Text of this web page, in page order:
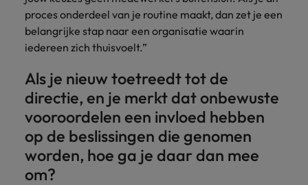
proces onderdeel van je routine maakt, dan zet je een
belangrijke stap naar een organisatie waarin
iedereen zich thuisvoelt.”
Als je nieuw toetreedt tot de
directie, en je merkt dat onbewuste
vooroordelen een invloed hebben
op de beslissingen die genomen
worden, hoe ga je daar dan mee
om?